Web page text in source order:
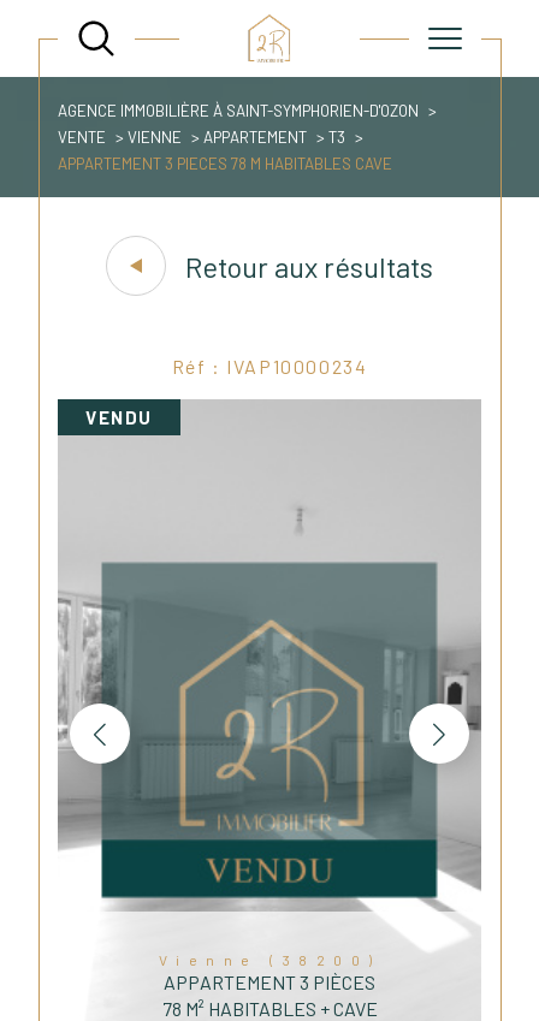
AGENCE IMMOBILIÈRE À SAINT-SYMPHORIEN-D'OZON
VENTE
VIENNE APPARTEMENT
T3
APPARTEMENT 3 PIECES 78 M HABITABLES CAVE
Retour aux résultats
Réf : IVAP10000234
VENDU
Vienne (38200)
APPARTEMENT 3 PIÈCES
78 M² HABITABLES + CAVE